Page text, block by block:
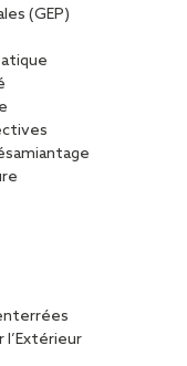
(GEP)
l’Extérieur